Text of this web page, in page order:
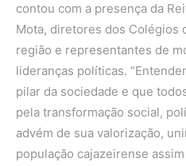
contou com a presença da
Mota, diretores dos Colégios
região e representantes de
lideranças políticas.
pilar da sociedade e que
pela transformação social,
advém de sua valorização,
população cajazeirense